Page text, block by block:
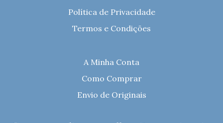
Política de Privacidade
Termos e Condições
A Minha Conta
Como Comprar
Envio de Originais